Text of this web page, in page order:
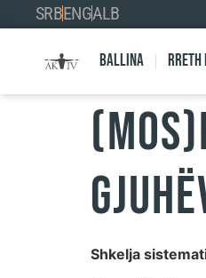
SRBENGALB
Ballina Rreth
Shkelja